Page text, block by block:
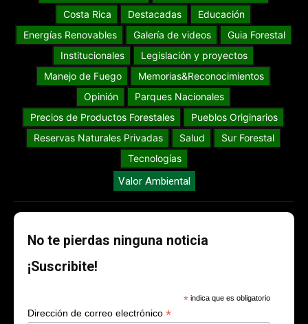
Costa Rica
Destacadas
Educación
Energías Renovables
Galería de videos
Guia Forestal
Institucionales
Legislación y proyectos
Manejo de Fuego
Memorias&Reconocimientos
Opinión
Parques Nacionales
Precios de Productos Forestales
Pueblos Originarios
Reservas Naturales Privadas
Salud
Sur Forestal
Tecnologías
Valor Ambiental
No te pierdas ninguna noticia
¡Suscribite!
* indica que es obligatorio
Dirección de correo electrónico *